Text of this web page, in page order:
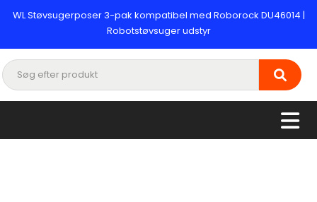
WL Støvsugerposer 3-pak kompatibel med Roborock DU46014 |
Robotstøvsuger udstyr